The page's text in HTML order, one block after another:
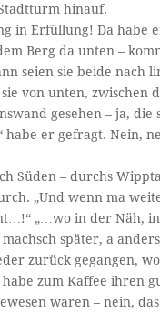
hinauf.
in Erfüllung! Da habe
Berg da unten –
seien sie beide nach
von unten, zwischen
gesehen – ja,
habe er gefragt. Nein,
Süden – durchs
„Und wenn ma
„…wo in der Näh, in
machsch später, a
zurück gegangen,
zum Kaffee ihren
waren – nein,